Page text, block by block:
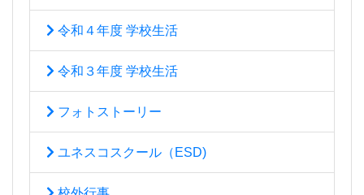
令和４年度 学校生活
令和３年度 学校生活
フォトストーリー
ユネスコスクール（ESD)